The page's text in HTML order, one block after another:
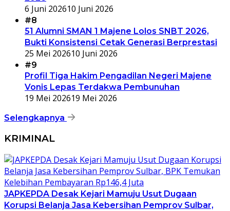
6 Juni 202610 Juni 2026
#8
51 Alumni SMAN 1 Majene Lolos SNBT 2026,
Bukti Konsistensi Cetak Generasi Berprestasi
25 Mei 202610 Juni 2026
#9
Profil Tiga Hakim Pengadilan Negeri Majene
Vonis Lepas Terdakwa Pembunuhan
19 Mei 202619 Mei 2026
Selengkapnya
KRIMINAL
JAPKEPDA Desak Kejari Mamuju Usut Dugaan
Korupsi Belanja Jasa Kebersihan Pemprov Sulbar,